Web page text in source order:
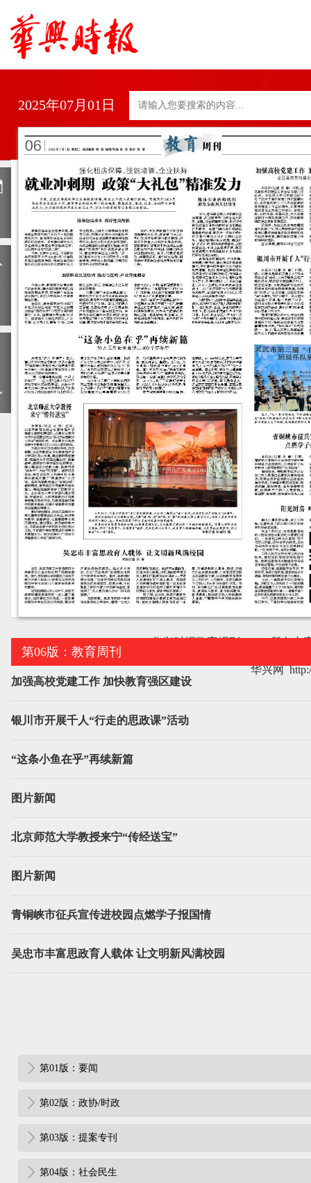
2025年07月01日
第06版：教育周刊
加强高校党建工作 加快教育强区建设
银川市开展千人“行走的思政课”活动
“这条小鱼在乎”再续新篇
图片新闻
北京师范大学教授来宁“传经送宝”
图片新闻
青铜峡市征兵宣传进校园点燃学子报国情
吴忠市丰富思政育人载体 让文明新风满校园
第01版：要闻
第02版：政协/时政
第03版：提案专刊
第04版：社会民生
Copyright 华兴时报数字报刊 | 所有内
华兴网